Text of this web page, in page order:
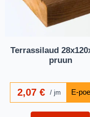
Terrassilaud
pruun
2,07 € jm